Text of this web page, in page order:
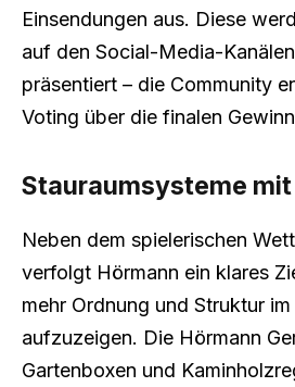
Einsendungen aus. Diese
auf den Social-Media-
präsentiert – die Community
Voting über die finalen
Stauraumsysteme
Neben dem spielerischen
verfolgt Hörmann ein klares
mehr Ordnung und Struktur
aufzuzeigen. Die Hörmann
Gartenboxen und